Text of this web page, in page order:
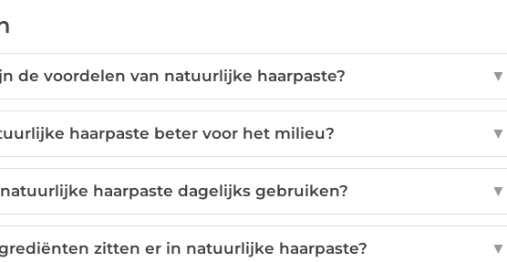
de voordelen van natuurlijke haarpaste? ▼
haarpaste beter voor het milieu? ▼
haarpaste dagelijks gebruiken? ▼
zitten er in natuurlijke haarpaste? ▼